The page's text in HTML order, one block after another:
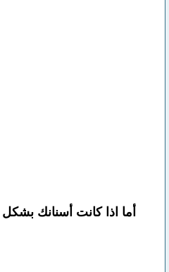
أما اذا كانت أسنانك